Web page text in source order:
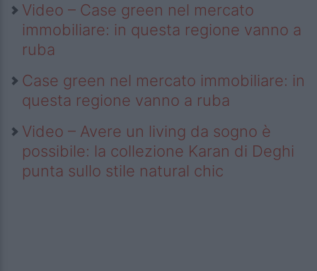
Video – Case green nel mercato
immobiliare: in questa regione vanno a
ruba
Case green nel mercato immobiliare: in
questa regione vanno a ruba
Video – Avere un living da sogno è
possibile: la collezione Karan di Deghi
punta sullo stile natural chic